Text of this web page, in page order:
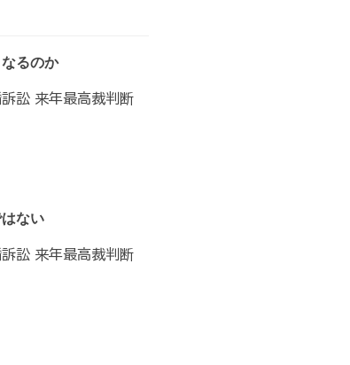
るのか
訟 来年最高裁判断
ない
訟 来年最高裁判断